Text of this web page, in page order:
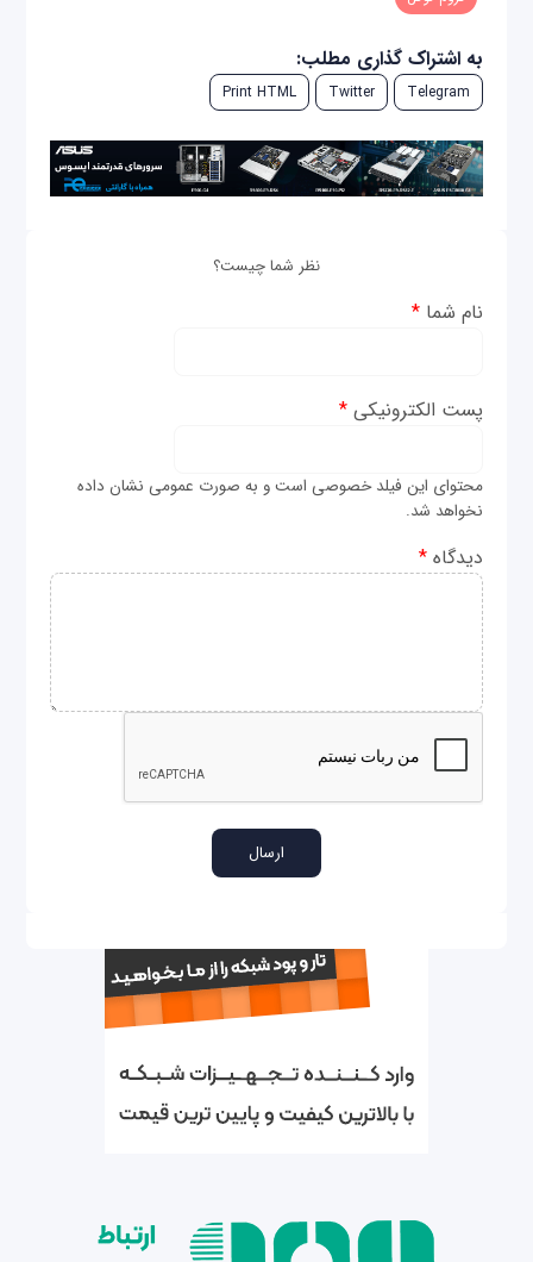
به اشتراک گذاری مطلب:
Telegram
Twitter
Print HTML
نظر شما چیست؟
نام شما*
پست الکترونیکی*
محتوای این فیلد خصوصی است و به صورت عمومی نشان داده
نخواهد شد.
دیدگاه*